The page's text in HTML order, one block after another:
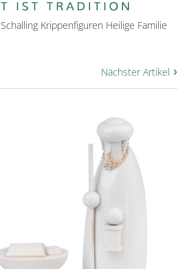
Schalling Krippenfiguren Heilige Familie
Nächster Artikel ›